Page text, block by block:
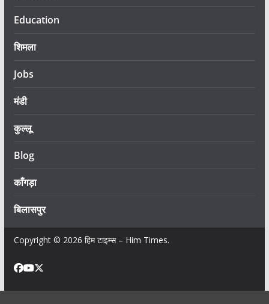
Education
शिमला
Jobs
मंडी
कुल्लू
Blog
काँगड़ा
बिलासपुर
Copyright © 2026 हिम टाइम्स – Him Times.